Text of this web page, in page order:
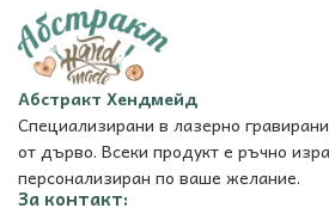
Абстракт Хендмейд
Специализирани в лазерно
от дърво. Всеки продукт е ръчно
персонализиран по ваше желание.
За контакт: